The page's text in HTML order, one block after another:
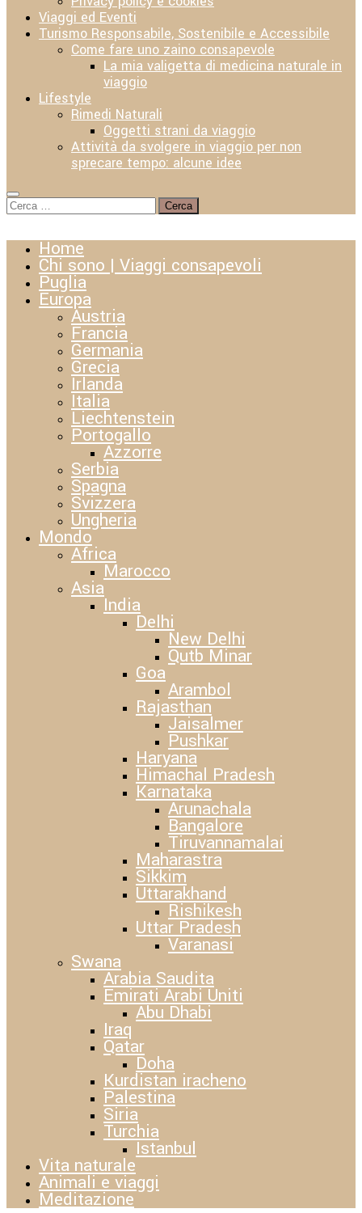
Viaggi ed Eventi
Turismo Responsabile, Sostenibile e Accessibile
Come fare uno zaino consapevole
La mia valigetta di medicina naturale in
viaggio
Lifestyle
Rimedi Naturali
Oggetti strani da viaggio
Attività da svolgere in viaggio per non
sprecare tempo: alcune idee
Ricerca
per:
Home
Chi sono | Viaggi consapevoli
Puglia
Europa
Austria
Francia
Germania
Grecia
Irlanda
Italia
Liechtenstein
Portogallo
Azzorre
Serbia
Spagna
Svizzera
Ungheria
Mondo
Africa
Marocco
Asia
India
Delhi
New Delhi
Qutb Minar
Goa
Arambol
Rajasthan
Jaisalmer
Pushkar
Haryana
Himachal Pradesh
Karnataka
Arunachala
Bangalore
Tiruvannamalai
Maharastra
Sikkim
Uttarakhand
Rishikesh
Uttar Pradesh
Varanasi
Swana
Arabia Saudita
Emirati Arabi Uniti
Abu Dhabi
Iraq
Qatar
Doha
Kurdistan iracheno
Palestina
Siria
Turchia
Istanbul
Vita naturale
Animali e viaggi
Meditazione